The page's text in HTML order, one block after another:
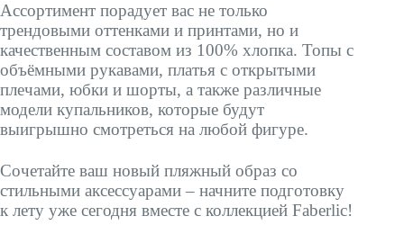
Ассортимент порадует вас не только
трендовыми оттенками и принтами, но и
качественным составом из 100% хлопка. Топы с
объёмными рукавами, платья с открытыми
плечами, юбки и шорты, а также различные
модели купальников, которые будут
выигрышно смотреться на любой фигуре.
Сочетайте ваш новый пляжный образ со
стильными аксессуарами – начните подготовку
к лету уже сегодня вместе с коллекцией Faberlic!